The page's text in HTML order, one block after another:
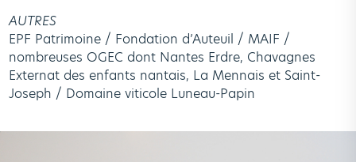
AUTRES
EPF Patrimoine / Fondation d’Auteuil / MAIF /
nombreuses OGEC dont Nantes Erdre, Chavagnes
Externat des enfants nantais, La Mennais et Saint-
Joseph / Domaine viticole Luneau-Papin